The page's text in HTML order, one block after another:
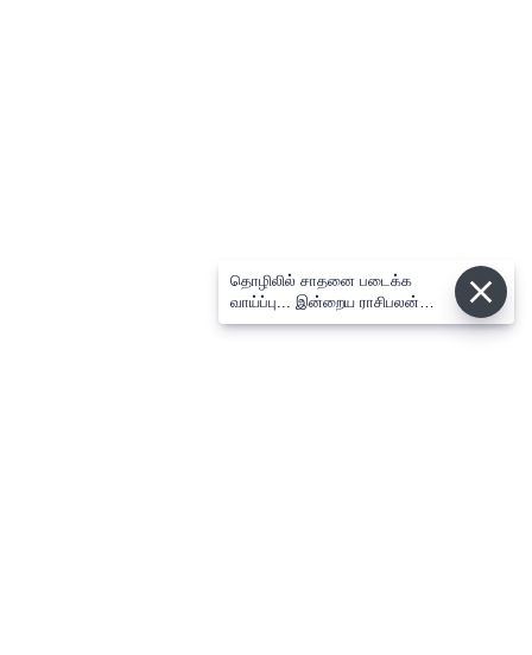
தொழிலில் சாதனை படைக்க
வாய்ப்பு... இன்றைய ராசிபலன்
08.08.2026